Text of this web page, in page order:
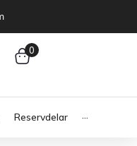
0
Reservdelar ···